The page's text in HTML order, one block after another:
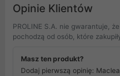
Opinie Klientów
PROLINE S.A. nie gwarantuje,
pochodzą od osób, które
Masz ten produkt?
Dodaj pierwszą opinię: